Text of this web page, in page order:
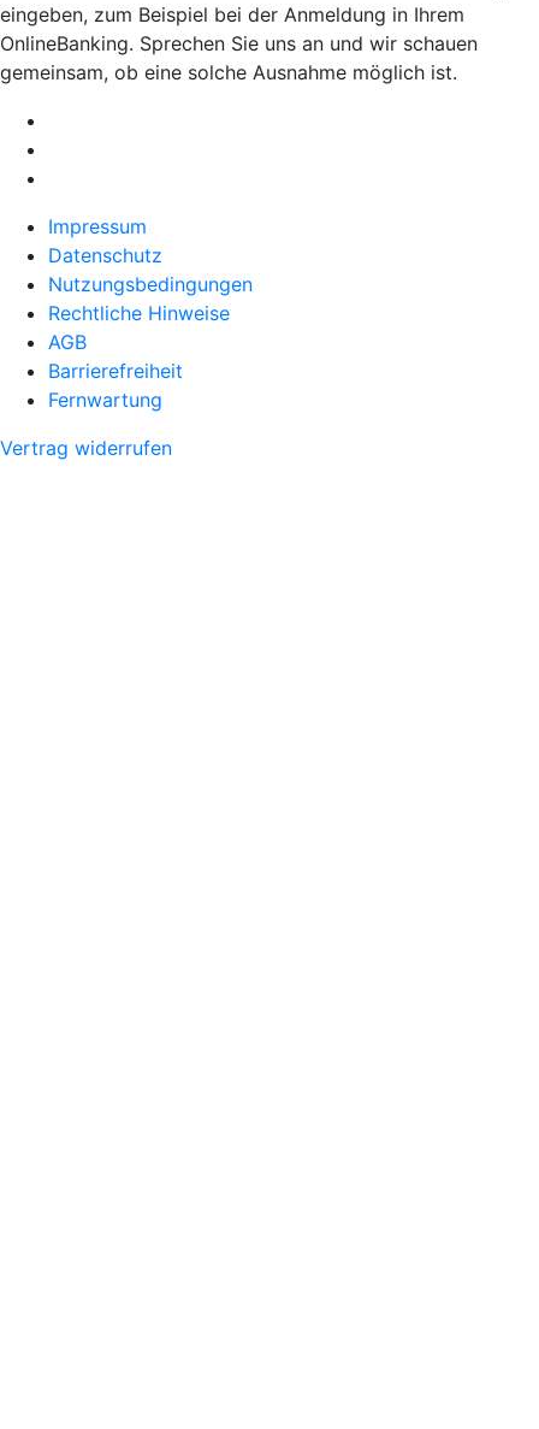
eingeben, zum Beispiel bei der Anmeldung in Ihrem
OnlineBanking. Sprechen Sie uns an und wir schauen
gemeinsam, ob eine solche Ausnahme möglich ist.
Impressum
Datenschutz
Nutzungsbedingungen
Rechtliche Hinweise
AGB
Barrierefreiheit
Fernwartung
Vertrag widerrufen